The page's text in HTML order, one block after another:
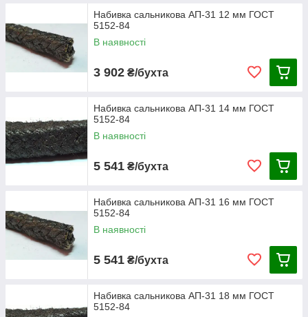
Набивка сальникова АП-31 12 мм ГОСТ
5152-84
В наявності
3 902 ₴/бухта
Набивка сальникова АП-31 14 мм ГОСТ
5152-84
В наявності
5 541 ₴/бухта
Набивка сальникова АП-31 16 мм ГОСТ
5152-84
В наявності
5 541 ₴/бухта
Набивка сальникова АП-31 18 мм ГОСТ
5152-84